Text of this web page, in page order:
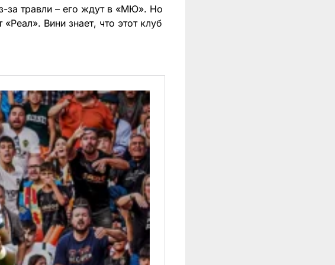
за травли – его ждут в «МЮ». Но
Вини знает, что этот клуб